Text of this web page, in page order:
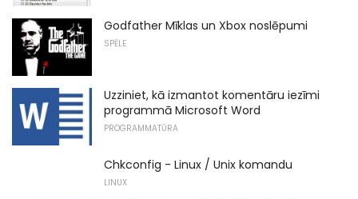
Godfather Mīklas un Xbox noslēpumi
SPĒLE
Uzziniet, kā izmantot komentāru iezīmi
programmā Microsoft Word
PROGRAMMATŪRA
Chkconfig - Linux / Unix komandu
LINUX